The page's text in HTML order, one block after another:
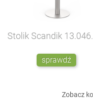
Stolik Scandik
sprawdź
Zobacz